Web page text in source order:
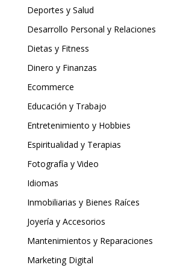
Deportes y Salud
Desarrollo Personal y Relaciones
Dietas y Fitness
Dinero y Finanzas
Ecommerce
Educación y Trabajo
Entretenimiento y Hobbies
Espiritualidad y Terapias
Fotografía y Video
Idiomas
Inmobiliarias y Bienes Raíces
Joyería y Accesorios
Mantenimientos y Reparaciones
Marketing Digital